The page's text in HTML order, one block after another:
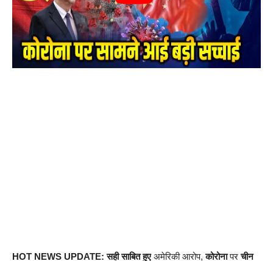
HOT NEWS UPDATE: सही साबित हुएअमेरिकी आरोप,कोरोनापरचीन